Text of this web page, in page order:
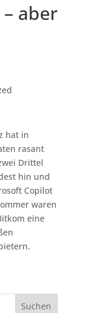
aber
hat in
rasant
Drittel
hin und
Copilot
waren
eine